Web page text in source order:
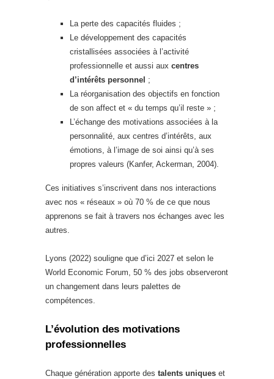
La perte des capacités fluides ;
Le développement des capacités
cristallisées associées à l’activité
professionnelle et aussi aux centres
d’intérêts personnel ;
La réorganisation des objectifs en fonction
de son affect et « du temps qu’il reste » ;
L’échange des motivations associées à la
personnalité, aux centres d’intérêts, aux
émotions, à l’image de soi ainsi qu’à ses
propres valeurs (Kanfer, Ackerman, 2004).
Ces initiatives s’inscrivent dans nos interactions
avec nos « réseaux » où 70 % de ce que nous
apprenons se fait à travers nos échanges avec les
autres.
Lyons (2022) souligne que d’ici 2027 et selon le
World Economic Forum, 50 % des jobs observeront
un changement dans leurs palettes de
compétences.
L’évolution des motivations
professionnelles
Chaque génération apporte des talents uniques et